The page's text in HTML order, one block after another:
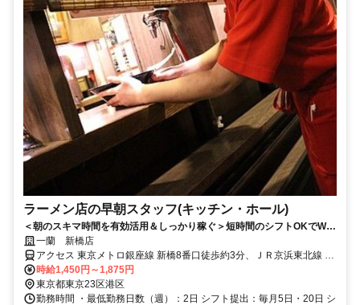
ラーメン店の早朝スタッフ(キッチン・ホール)
＜朝のスキマ時間を有効活用＆しっかり稼ぐ＞短時間のシフトOKでWワ
ークにもオススメ♪髪色自由！
一蘭 新橋店
アクセス 東京メトロ銀座線 新橋8番口徒歩約3分、ＪＲ京浜東北線 新
橋8番口徒歩約3分、ＪＲ東海道本線 新橋8番口徒歩約3分
時給1,450円～1,875円
東京都東京23区港区
勤務時間 ・最低勤務日数（週）：2日 シフト提出：毎月5日・20日 シ